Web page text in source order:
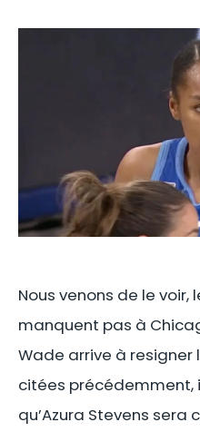
Nous venons de le voir,
manquent pas à
Wade arrive à resigner
citées précédemment,
qu’Azura Stevens sera